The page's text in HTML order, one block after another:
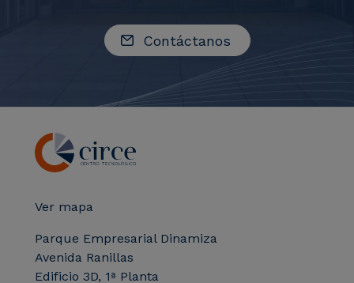
Contáctanos
Ver mapa
Parque Empresarial Dinamiza
Avenida Ranillas
Edificio 3D, 1ª Planta